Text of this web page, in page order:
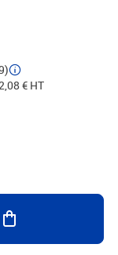
, •
pointe
, Exemples
des esquisses
€ HT